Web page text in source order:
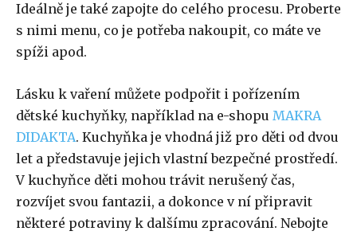
Ideálně je také zapojte do celého procesu. Proberte
s nimi menu, co je potřeba nakoupit, co máte ve
spíži apod.
Lásku k vaření můžete podpořit i pořízením
dětské kuchyňky, například na e-shopu MAKRA
DIDAKTA. Kuchyňka je vhodná již pro děti od dvou
let a představuje jejich vlastní bezpečné prostředí.
V kuchyňce děti mohou trávit nerušený čas,
rozvíjet svou fantazii, a dokonce v ní připravit
některé potraviny k dalšímu zpracování. Nebojte